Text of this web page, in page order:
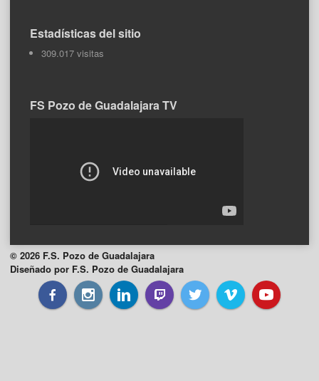
Estadísticas del sitio
309.017 visitas
FS Pozo de Guadalajara TV
© 2026 F.S. Pozo de Guadalajara
Diseñado por F.S. Pozo de Guadalajara